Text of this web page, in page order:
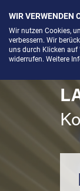
WIR VERWENDEN
Wir nutzen Cookies,
verbessern. Wir
uns durch Klicken auf
widerrufen. Weitere